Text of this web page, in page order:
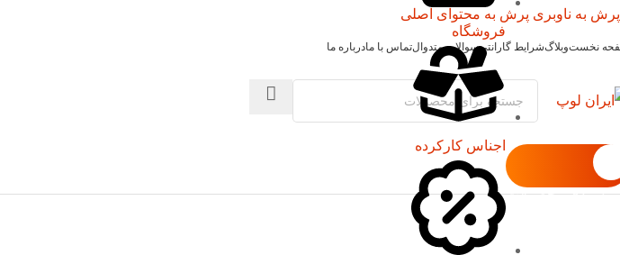
پرش به ناوبری پرش به محتوای اصلی
نخستوبلاگشرایط گارانتیسوالات متدوالتماس با مادرباره ما
بندی محصولات
فروشگاه
اجناس کارکرده